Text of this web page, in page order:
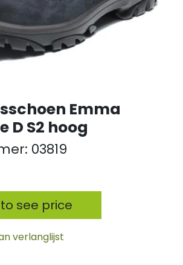
Emma
D S2 hoog
03819
see price
verlanglijst